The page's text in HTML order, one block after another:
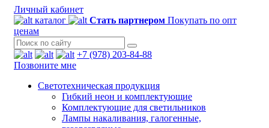
Личный кабинет
каталог
Стать партнером Покупать по опт
ценам
+7 (978) 203-84-88
Позвоните мне
Светотехническая продукция
Гибкий неон и комплектующие
Комплектующие для светильников
Лампы накаливания, галогенные,